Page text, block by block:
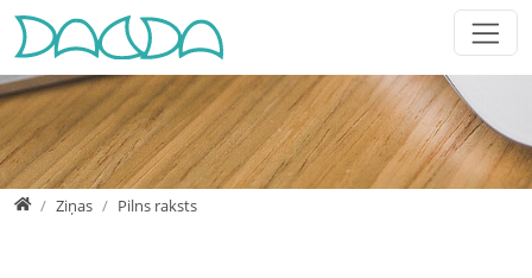
Jump directly to main navigation
Jump directly to content
Jump to sub navigation
HomeZiņas Pilns raksts